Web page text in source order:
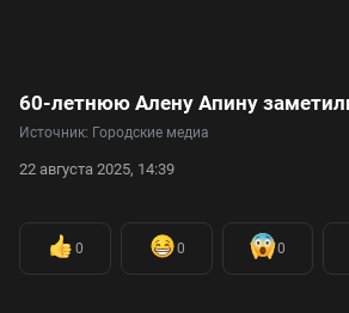
Источник: Городские медиа
22 августа 2025, 14:39
0 0 0